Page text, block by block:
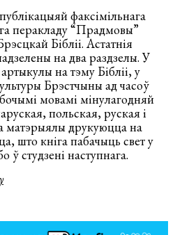
факсімільнага
перакладу “Прадмовы”
Бібліі. Астатнія
на два раздзелы. У
на тэму Бібліі, у
Брэстчыны ад часоў
мовамі мінулагодняй
польская, руская і
матэрыялы друкуюцца на
што кніга пабачыць свет у
ў студзені наступнага.